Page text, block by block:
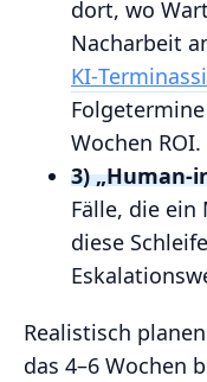
dort, wo
Nacharbeit
Wochen ROI.
3)
Fälle, die ein
diese
Realistisch
das 4–6 Wochen